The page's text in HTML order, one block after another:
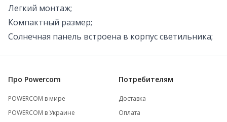
Легкий монтаж;
Компактный размер;
Солнечная панель встроена в корпус светильника;
Про Powercom
POWERCOM в мире
POWERCOM в Украине
Потребителям
Доставка
Оплата